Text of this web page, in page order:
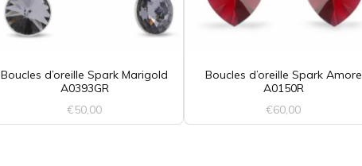
Boucles d’oreille Spark Marigold
A0393GR
€50,00
Boucles d’oreille Spark Amore
A0150R
€60,00